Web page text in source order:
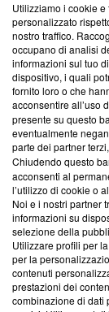
Questa sezione
News, sui nostri
creare news di
‘Trust Project -
ancora membro
parte; Trust
conformità agli
Su di noi
Team
Corporate
Redazione
Informativa
Cookie Policy
Utilizziamo i cookie
personalizzato
nostro traffico.
occupano di analisi
informazioni sul tuo
dispositivo, i quali
fornito loro o che
acconsentire all’uso
presente su questo
eventualmente
parte dei partner
Chiudendo questo
acconsenti al
l’utilizzo di cookie o
Noi e i nostri partner
informazioni su
selezione della
Utilizzare profili per
per la
contenuti
prestazioni dei
combinazione di dati